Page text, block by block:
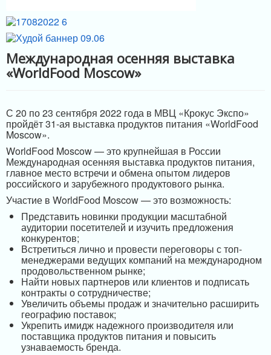
Международная осенняя выставка
«WorldFood Moscow»
С 20 по 23 сентября 2022 года в МВЦ «Крокус Экспо»
пройдёт 31-ая выставка продуктов питания «WorldFood
Moscow».
WorldFood Moscow — это крупнейшая в России
Международная осенняя выставка продуктов питания,
главное место встречи и обмена опытом лидеров
российского и зарубежного продуктового рынка.
Участие в WorldFood Moscow — это возможность:
Представить новинки продукции масштабной
аудитории посетителей и изучить предложения
конкурентов;
Встретиться лично и провести переговоры с топ-
менеджерами ведущих компаний на международном
продовольственном рынке;
Найти новых партнеров или клиентов и подписать
контракты о сотрудничестве;
Увеличить объемы продаж и значительно расширить
географию поставок;
Укрепить имидж надежного производителя или
поставщика продуктов питания и повысить
узнаваемость бренда.